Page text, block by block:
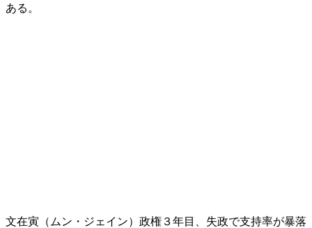
ある。
文在寅（ムン・ジェイン）政権３年目、失政で支持率が暴落